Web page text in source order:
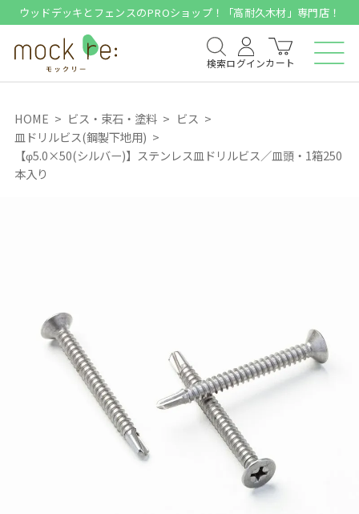
ウッドデッキとフェンスのPROショップ！「高耐久木材」専門店！
検索ログインカート
HOME ビス・束石・塗料
ビス
皿ドリルビス(鋼製下地用)
【φ5.0×50(シルバー)】ステンレス皿ドリルビス／皿頭・1箱250
本入り